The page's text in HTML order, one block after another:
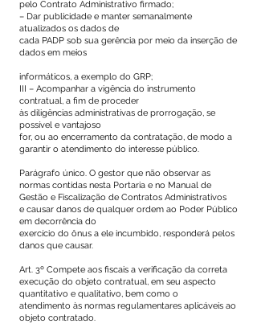
pelo Contrato Administrativo firmado;
– Dar publicidade e manter semanalmente
atualizados os dados de
cada PADP sob sua gerência por meio da inserção de
dados em meios
informáticos, a exemplo do GRP;
III – Acompanhar a vigência do instrumento
contratual, a fim de proceder
às diligências administrativas de prorrogação, se
possível e vantajoso
for, ou ao encerramento da contratação, de modo a
garantir o atendimento do interesse público.
Parágrafo único. O gestor que não observar as
normas contidas nesta Portaria e no Manual de
Gestão e Fiscalização de Contratos Administrativos
e causar danos de qualquer ordem ao Poder Público
em decorrência do
exercício do ônus a ele incumbido, responderá pelos
danos que causar.
Art. 3º Compete aos fiscais a verificação da correta
execução do objeto contratual, em seu aspecto
quantitativo e qualitativo, bem como o
atendimento às normas regulamentares aplicáveis ao
objeto contratado.